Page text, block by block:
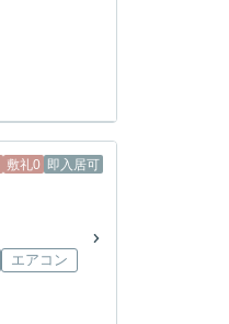
敷礼0 即入居可
エアコン